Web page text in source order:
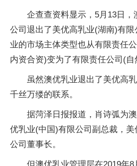
企查查资料显示，5月13日，
公司退出了美优高乳业(湖南)有
业的市场主体类型也从有限责任
内资合资)变为了有限责任公司(自
虽然澳优乳业退出了美优高
千丝万缕的联系。
据菏泽日报报道，肖诗弧为
优乳业(中国)有限公司副总裁，
公司董事长。